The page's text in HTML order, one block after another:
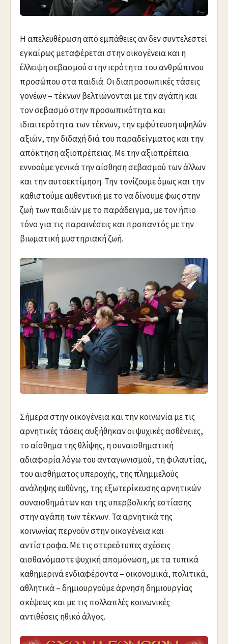
Η απελευθέρωση από εμπάθειες αν δεν συντελεστεί
εγκαίρως μεταφέρεται στην οικογένεια και η
έλλειψη σεβασμού στην ιερότητα του ανθρώπινου
προσώπου στα παιδιά. Οι διαπροσωπικές τάσεις
γονέων – τέκνων βελτιώνονται με την αγάπη και
τον σεβασμό στην προσωπικότητα και
ιδιαιτερότητα των τέκνων, την εμφύτευση υψηλών
αξιών, την διδαχή διά του παραδείγματος και την
απόκτηση αξιοπρέπειας. Με την αξιοπρέπεια
εννοούμε γενικά την αίσθηση σεβασμού των άλλων
και την αυτοεκτίμηση. Την τονίζουμε όμως και την
καθιστούμε αυθεντική με το να δίνουμε φως στην
ζωή των παιδιών με το παράδειγμα, με τον ήπιο
τόνο για τις παραινέσεις και προπαντός με την
βιωματική μυστηριακή ζωή.
Σήμερα στην οικογένεια και την κοινωνία με τις
αρνητικές τάσεις αυξήθηκαν οι ψυχικές ασθένειες,
το αίσθημα της θλίψης, η συναισθηματική
αδιαφορία λόγω του ανταγωνισμού, τη φιλαυτίας,
του αισθήματος υπεροχής, της πλημμελούς
ανάληψης ευθύνης, της εξωτερίκευσης αρνητικών
συναισθημάτων και της υπερβολικής εστίασης
στην αγάπη των τέκνων. Τα αρνητικά της
κοινωνίας περνούν στην οικογένεια και
αντίστροφα. Με τις στερεότυπες σχέσεις
αισθανόμαστε ψυχική απομόνωση, με τα τυπικά
καθημερινά ενδιαφέροντα – οικονομικά, πολιτικά,
αθλητικά – δημιουργούμε άρνηση δημιουργίας
σκέψεως και με τις πολλαπλές κοινωνικές
αντιθέσεις ηθικό άλγος.